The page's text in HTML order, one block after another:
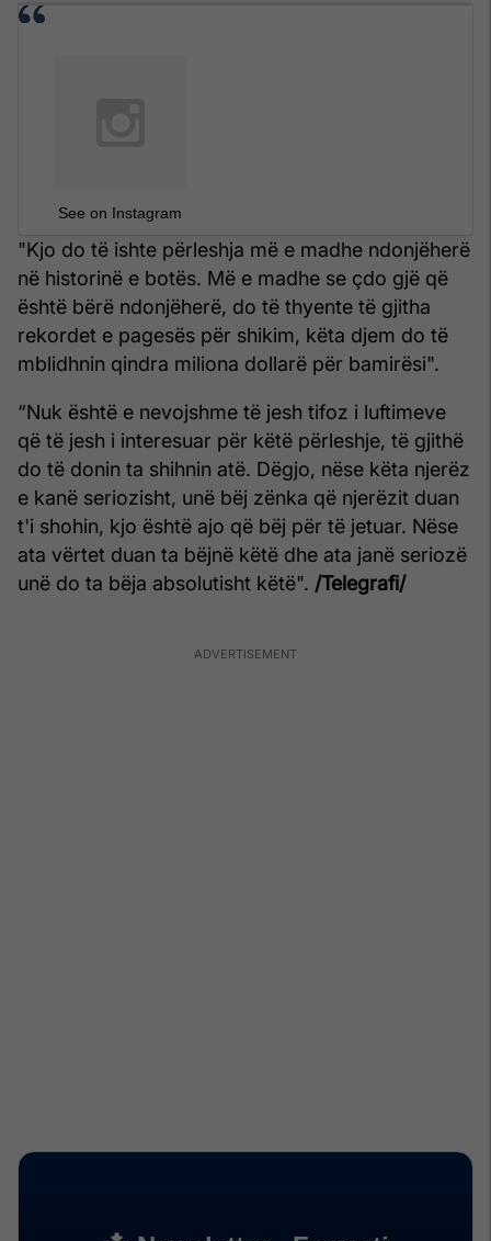
See on Instagram
"Kjo do të ishte përleshja më e madhe ndonjëherë
në historinë e botës. Më e madhe se çdo gjë që
është bërë ndonjëherë, do të thyente të gjitha
rekordet e pagesës për shikim, këta djem do të
mblidhnin qindra miliona dollarë për bamirësi".
“Nuk është e nevojshme të jesh tifoz i luftimeve
që të jesh i interesuar për këtë përleshje, të gjithë
do të donin ta shihnin atë. Dëgjo, nëse këta njerëz
e kanë seriozisht, unë bëj zënka që njerëzit duan
t'i shohin, kjo është ajo që bëj për të jetuar. Nëse
ata vërtet duan ta bëjnë këtë dhe ata janë seriozë
unë do ta bëja absolutisht këtë". /Telegrafi/